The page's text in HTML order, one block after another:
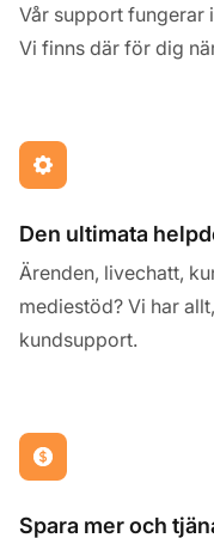
Vår support fungerar
Vi finns där för dig
Den ultimata
Ärenden, livechatt,
mediestöd? Vi har
kundsupport.
Spara mer och